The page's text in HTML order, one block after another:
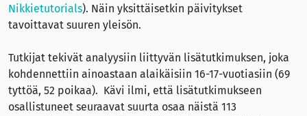
Nikkietutorials). Näin yksittäisetkin päivitykset
tavoittavat suuren yleisön.
Tutkijat tekivät analyysiin liittyvän lisätutkimuksen, joka
kohdennettiin ainoastaan alaikäisiin 16-17-vuotiasiin (69
tyttöä, 52 poikaa). Kävi ilmi, että lisätutkimukseen
osallistuneet seuraavat suurta osaa näistä 113